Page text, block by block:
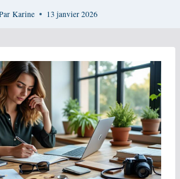
Karine 13 janvier 2026